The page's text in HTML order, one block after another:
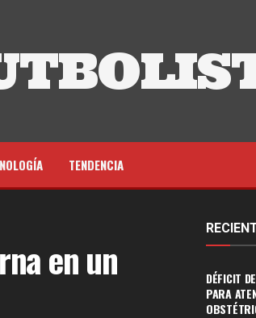
TENDENCIA
en un
DÉFICIT
PARA